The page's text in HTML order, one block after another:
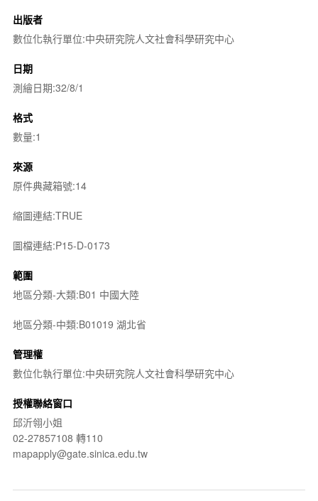
出版者
數位化執行單位:中央研究院人文社會科學研究中心
日期
測繪日期:32/8/1
格式
數量:1
來源
原件典藏箱號:14
縮圖連結:TRUE
圖檔連結:P15-D-0173
範圍
地區分類-大類:B01 中國大陸
地區分類-中類:B01019 湖北省
管理權
數位化執行單位:中央研究院人文社會科學研究中心
授權聯絡窗口
邱沂翎小姐
02-27857108 轉110
mapapply@gate.sinica.edu.tw